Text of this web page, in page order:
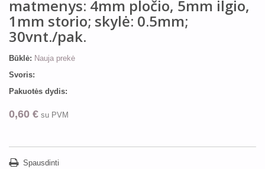
matmenys: 4mm pločio, 5mm ilgio,
1mm storio; skylė: 0.5mm;
30vnt./pak.
Būklė: Nauja prekė
Svoris:
Pakuotės dydis:
0,60 € su PVM
Spausdinti